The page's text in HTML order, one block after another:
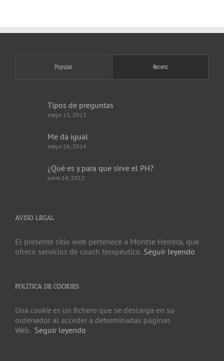
Popular Recent
Tipos de preguntas
mayo 15, 2013
Me da igual
mayo 26, 2014
¿Qué es y para que sirve el PH?
junio 14, 2012
AVISO LEGAL
El presente sitio web pertenece a Montse Herrera, que
ofrece servicios de coach terapéutico. Seguir leyendo
POLÍTICA DE COOKIES
Una cookie es un fichero que se descarga en su
ordenador al acceder a determinadas páginas
Web. Seguir leyendo